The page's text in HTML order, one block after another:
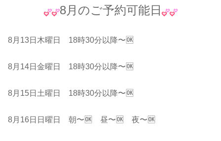
8月のご予約可能日
8月13日木曜日 18時30分以降〜🆗
8月14日金曜日 18時30分以降〜🆗
8月15日土曜日 18時30分以降〜🆗
8月16日日曜日 朝〜🆗 昼〜🆗 夜〜🆗